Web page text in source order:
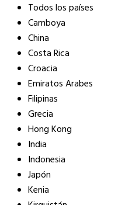
Todos los países
Camboya
China
Costa Rica
Croacia
Emiratos Arabes
Filipinas
Grecia
Hong Kong
India
Indonesia
Japón
Kenia